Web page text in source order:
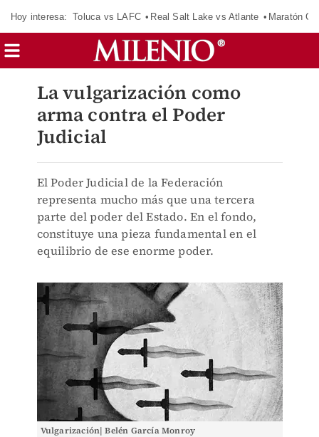
Hoy interesa: Toluca vs LAFC Real Salt Lake vs Atlante Maratón
La vulgarización como
arma contra el Poder
Judicial
El Poder Judicial de la Federación
representa mucho más que una tercera
parte del poder del Estado. En el fondo,
constituye una pieza fundamental en el
equilibrio de ese enorme poder.
Vulgarización| Belén García Monroy